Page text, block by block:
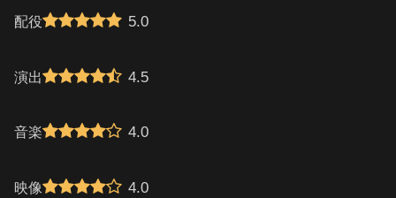
配役 5.0
演出 4.5
音楽 4.0
映像 4.0